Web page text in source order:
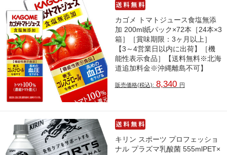
カゴメ トマトジュース食塩無添
加 200ml紙パック×72本［24本×3
箱］［賞味期限：3ヶ月以上］
【3～4営業日以内に出荷】［機
能性表示食品］【送料無料※北海
道追加料金※沖縄離島不可】
販売価格(税込): 8,340 円
キリン スポーツ プロフェッショ
ナル プラズマ乳酸菌 555mlPET×